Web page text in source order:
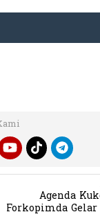
Agenda
Forkopimda Gelar